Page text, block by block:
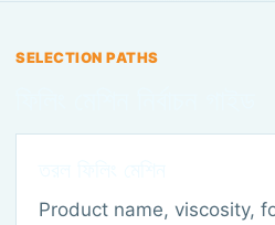
SELECTION PATHS
Product name, viscosity,